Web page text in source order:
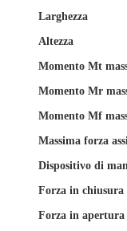
Larghezza
Altezza
Momento Mt
Momento Mr
Momento Mf
Massima forza
Dispositivo di
Forza in chiusura
Forza in apertura